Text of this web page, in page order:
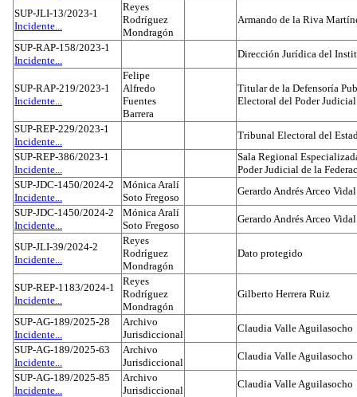
SUP-JLI-13/2023-1
Incidente...
Reyes
Rodríguez
Mondragón
Armando de la Riva
SUP-RAP-158/2023-1
Incidente...
Dirección Jurídica del
SUP-RAP-219/2023-1
Incidente...
Felipe
Alfredo
Fuentes
Barrera
Titular de la Defensoría
Electoral del Poder
SUP-REP-229/2023-1
Incidente...
Tribunal Electoral del
SUP-REP-386/2023-1
Incidente...
Sala Regional
Poder Judicial de la
SUP-JDC-1450/2024-2
Incidente...
Mónica Aralí
Soto Fregoso
Gerardo Andrés Arceo Vidal
SUP-JDC-1450/2024-2
Incidente...
Mónica Aralí
Soto Fregoso
Gerardo Andrés Arceo Vidal
SUP-JLI-39/2024-2
Incidente...
Reyes
Rodríguez
Mondragón
Dato protegido
SUP-REP-1183/2024-1
Incidente...
Reyes
Rodríguez
Mondragón
Gilberto Herrera Ruiz
SUP-AG-189/2025-28
Incidente...
Archivo
Jurisdiccional
Claudia Valle Aguilasocho
SUP-AG-189/2025-63
Incidente...
Archivo
Jurisdiccional
Claudia Valle Aguilasocho
SUP-AG-189/2025-85
Incidente...
Archivo
Jurisdiccional
Claudia Valle Aguilasocho